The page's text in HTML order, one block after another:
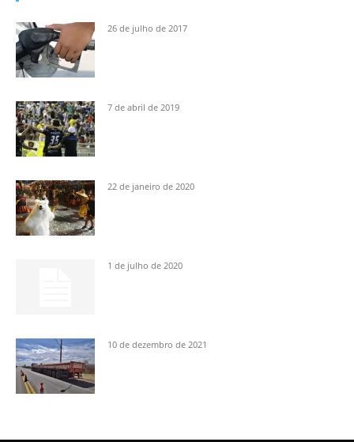
26 de julho de 2017
7 de abril de 2019
22 de janeiro de 2020
1 de julho de 2020
10 de dezembro de 2021